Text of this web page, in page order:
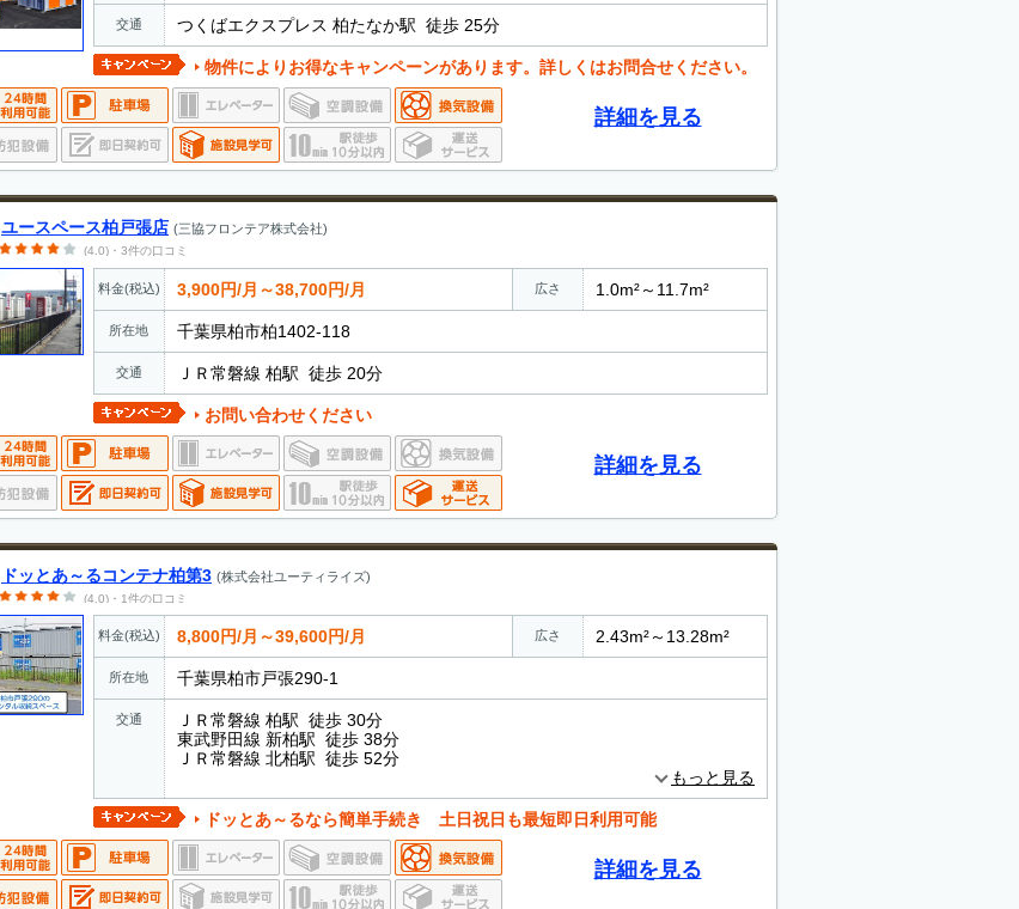
交通 つくばエクスプレス 柏たなか駅 徒歩 25分
物件によりお得なキャンペーンがあります。詳しくはお問合せください。
詳細を見る
ユースペース柏戸張店 (三協フロンテア株式会社)
(4.0)・3件の口コミ
料金(税込) 3,900円/月～38,700円/月 広さ 1.0m²～11.7m²
所在地 千葉県柏市柏1402-118
交通 ＪＲ常磐線 柏駅 徒歩 20分
お問い合わせください
詳細を見る
ドッとあ～るコンテナ柏第3 (株式会社ユーティライズ)
(4.0)・1件の口コミ
料金(税込) 8,800円/月～39,600円/月 広さ 2.43m²～13.28m²
所在地 千葉県柏市戸張290-1
交通
ＪＲ常磐線 柏駅 徒歩 30分
東武野田線 新柏駅 徒歩 38分
ＪＲ常磐線 北柏駅 徒歩 52分
もっと見る
ドッとあ～るなら簡単手続き 土日祝日も最短即日利用可能
詳細を見る